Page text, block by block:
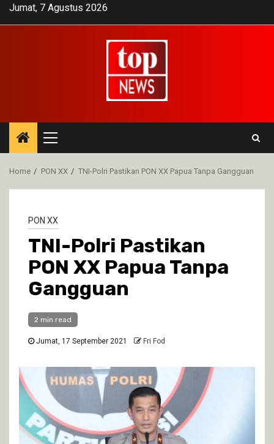
SkipJumat, 7 Agustus 2026
Primary
Menu
Home PON XX TNI-Polri Pastikan PON XX Papua Tanpa Gangguan
PON XX
TNI-Polri Pastikan
PON XX Papua Tanpa
Gangguan
2 min read
Jumat, 17 September 2021 Fri Fod